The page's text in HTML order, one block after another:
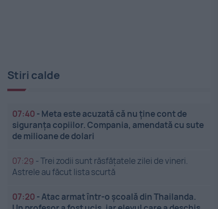
Stiri calde
07:40 - Meta este acuzată că nu ține cont de
siguranța copiilor. Compania, amendată cu sute
de milioane de dolari
07:29 -Trei zodii sunt răsfățatele zilei de vineri.
Astrele au făcut lista scurtă
07:20 -Atac armat într-o școală din Thailanda.